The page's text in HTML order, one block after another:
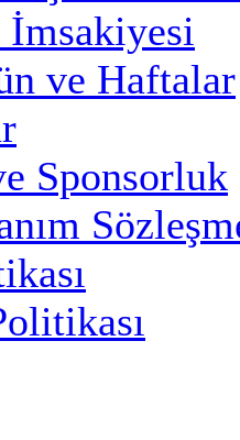
İmsakiyesi
ve Haftalar
Sponsorluk